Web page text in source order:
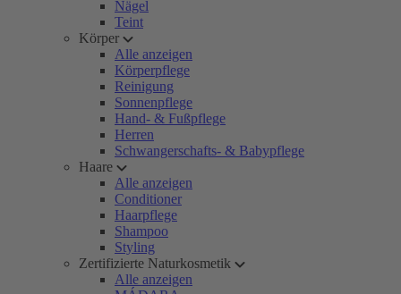
Nägel
Teint
Körper
Alle anzeigen
Körperpflege
Reinigung
Sonnenpflege
Hand- & Fußpflege
Herren
Schwangerschafts- & Babypflege
Haare
Alle anzeigen
Conditioner
Haarpflege
Shampoo
Styling
Zertifizierte Naturkosmetik
Alle anzeigen